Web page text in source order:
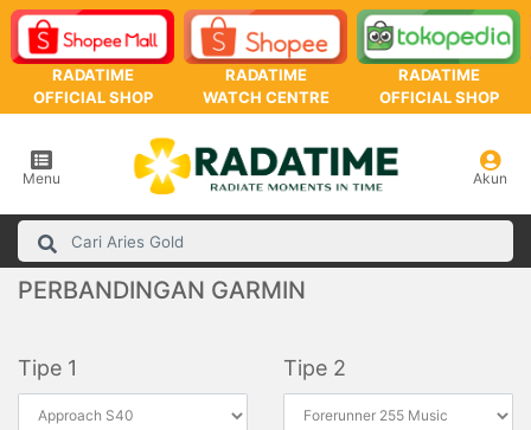
RADATIME
OFFICIAL SHOP
RADATIME
WATCH CENTRE
RADATIME
OFFICIAL SHOP
Menu Akun
PERBANDINGAN GARMIN
Tipe 1 Tipe 2